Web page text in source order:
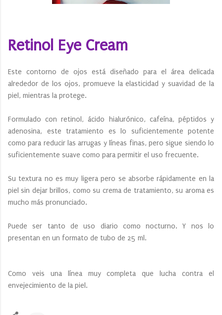
Retinol Eye Cream
Este contorno de ojos está diseñado para el área delicada
alrededor de los ojos, promueve la elasticidad y suavidad de la
piel, mientras la protege.
Formulado con retinol, ácido hialurónico, cafeína, péptidos y
adenosina, este tratamiento es lo suficientemente potente
como para reducir las arrugas y líneas finas, pero sigue siendo lo
suficientemente suave como para permitir el uso frecuente.
Su textura no es muy ligera pero se absorbe rápidamente en la
piel sin dejar brillos, como su crema de tratamiento, su aroma es
mucho más pronunciado.
Puede ser tanto de uso diario como nocturno. Y nos lo
presentan en un formato de tubo de 25 ml.
Como veis una línea muy completa que lucha contra el
envejecimiento de la piel.